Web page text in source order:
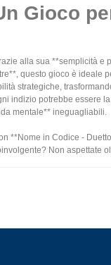
Gioco
alla sua **semplicità e
questo gioco è ideale
strategiche,
indizio potrebbe essere
mentale** ineguagliabili.
**Nome in Codice -
Non aspettate